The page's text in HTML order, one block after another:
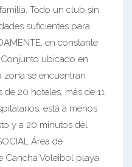
Todo un club sin
suficientes para
en constante
ubicado en
zona se encuentran
de 20 hoteles, más de 11
está a menos
y a 20 minutos del
Área de
Cancha Voleibol playa